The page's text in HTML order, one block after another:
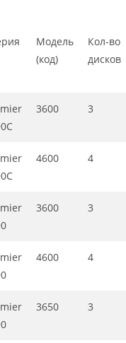
Модель
(код)
Кол-во
дисков
3600 3
4600 4
3600 3
4600 4
3650 3